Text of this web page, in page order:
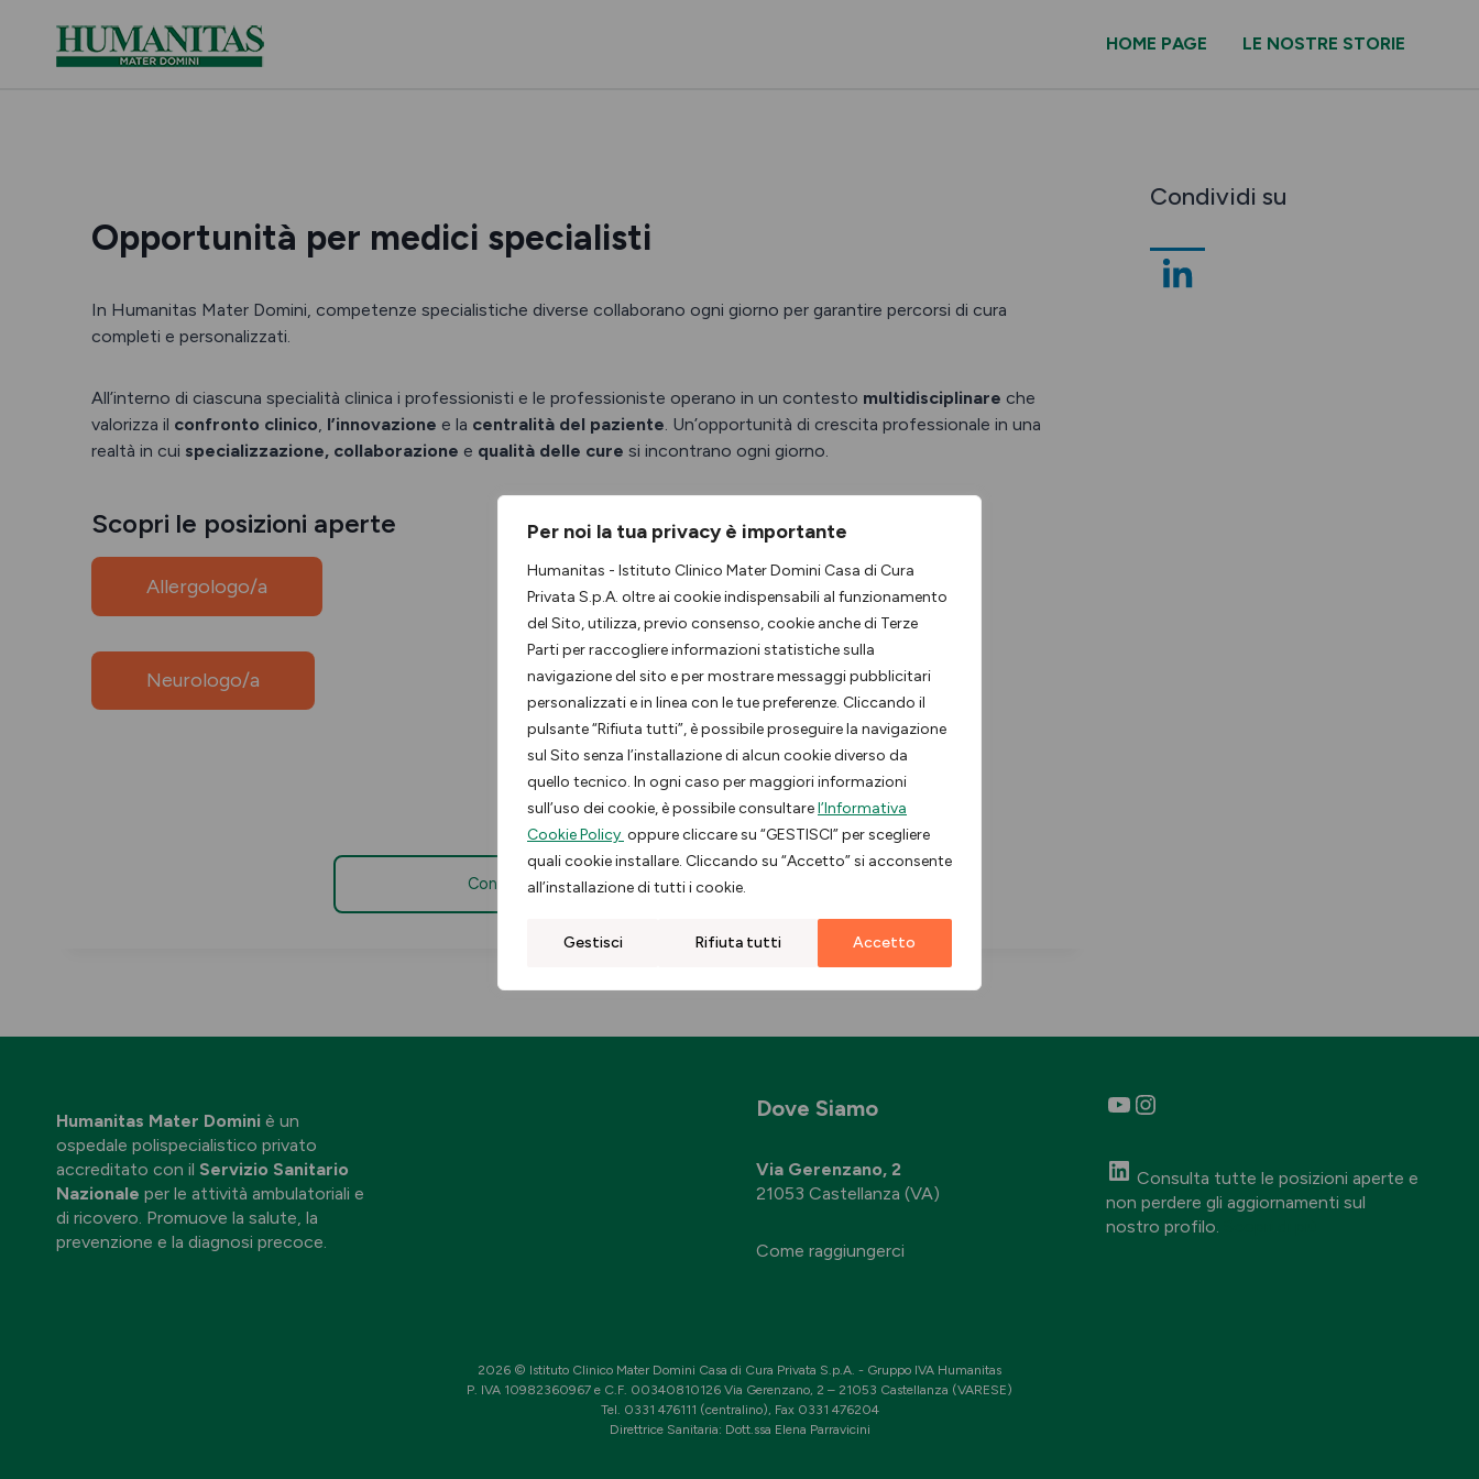
Per noi la tua privacy è importante
Humanitas - Istituto Clinico Mater Domini Casa di Cura
Privata S.p.A. oltre ai cookie indispensabili al funzionamento
del Sito, utilizza, previo consenso, cookie anche di Terze
Parti per raccogliere informazioni statistiche sulla
navigazione del sito e per mostrare messaggi pubblicitari
personalizzati e in linea con le tue preferenze. Cliccando il
pulsante “Rifiuta tutti”, è possibile proseguire la navigazione
sul Sito senza l’installazione di alcun cookie diverso da
quello tecnico. In ogni caso per maggiori informazioni
sull’uso dei cookie, è possibile consultarel’Informativa
Cookie Policy oppure cliccare su “GESTISCI” per scegliere
quali cookie installare. Cliccando su “Accetto” si acconsente
all’installazione di tutti i cookie.
Gestisci Rifiuta tutti Accetto
content
HOME PAGE LE NOSTRE STORIE
Opportunità per medici specialisti
In Humanitas Mater Domini, competenze specialistiche diverse collaborano ogni giorno per garantire percorsi di cura
completi e personalizzati.
All’interno di ciascuna specialità clinica i professionisti e le professioniste operano in un contesto multidisciplinare che
valorizza il confronto clinico, l’innovazione e la centralità del paziente. Un’opportunità di crescita professionale in una
realtà in cui specializzazione, collaborazione e qualità delle cure si incontrano ogni giorno.
Scopri le posizioni aperte
Allergologo/a
Neurologo/a
Continua a scoprire le storie
Condividi su
Humanitas Mater Domini è un
ospedale polispecialistico privato
accreditato con il Servizio Sanitario
Nazionale per le attività ambulatoriali e
di ricovero. Promuove la salute, la
prevenzione e la diagnosi precoce.
Dove Siamo
Via Gerenzano, 2
21053 Castellanza (VA)
Come raggiungerci
YouTube
Instagram
Consulta tutte le posizioni aperte e
non perdere gli aggiornamenti sul
nostro profilo.
2026 © Istituto Clinico Mater Domini Casa di Cura Privata S.p.A. - Gruppo IVA Humanitas
P. IVA 10982360967 e C.F. 00340810126 Via Gerenzano, 2 – 21053 Castellanza (VARESE)
Tel. 0331 476111 (centralino), Fax 0331 476204
Direttrice Sanitaria: Dott.ssa Elena Parravicini